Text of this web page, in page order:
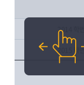
2014 학번
2015 학번